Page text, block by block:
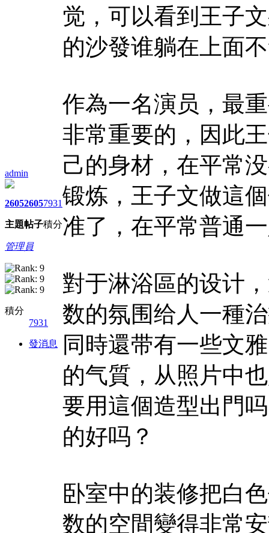
admin
2605
主題
2605
帖子
7931
積分
管理員
積分
7931
發消息
觉，可以看到王子
的沙發谁躺在上面
作為一名演员，最
非常重要的，因此
己的身材，在平常
锻炼，王子文做這
准了，在平常普通
對于淋浴區的设计
数的氛围给人一種
同時還带有一些文
的气質，从照片中
要用這個造型出門
的好吗？
卧室中的装修把白
数的空間變得非常